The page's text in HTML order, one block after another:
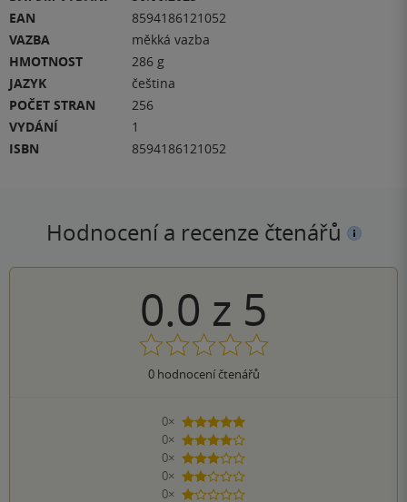
EAN
8594186121052
VAZBA
měkká vazba
HMOTNOST
286 g
JAZYK
čeština
POČET STRAN
256
VYDÁNÍ
1
ISBN
8594186121052
Hodnocení a recenze čtenářů
0.0 z 5
0hodnocení čtenářů
0×
5 hvězdiček
0×
4 hvězdičky
0×
3 hvězdičky
0×
2 hvězdičky
0×
1 hvezdička